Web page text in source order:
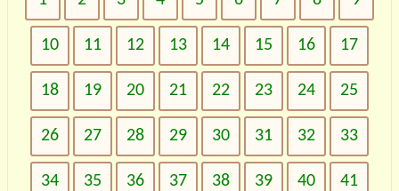
10 11 12 13 14 15 16 17
18 19 20 21 22 23 24 25
26 27 28 29 30 31 32 33
34 35 36 37 38 39 40 41